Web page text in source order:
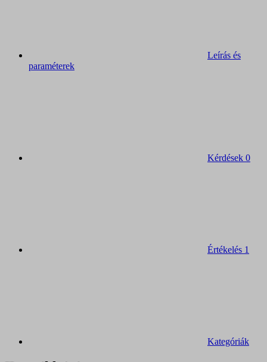
Leírás és
paraméterek
Kérdések 0
Értékelés 1
Kategóriák